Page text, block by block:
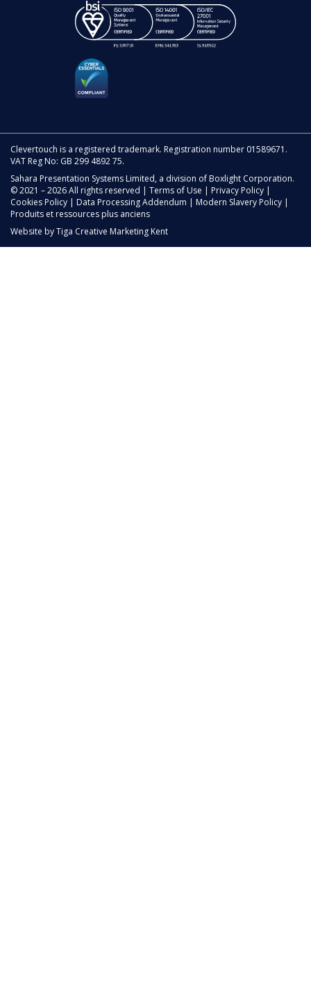
Clevertouch is a registered trademark. Registration number 01589671.
VAT Reg No: GB 299 4892 75.
Sahara Presentation Systems Limited, a division of Boxlight Corporation.
© 2021 – 2026 All rights reserved | Terms of Use Privacy Policy
Cookies Policy
Data Processing Addendum Modern Slavery Policy
Produits et ressources plus anciens
Website byTiga Creative Marketing Kent